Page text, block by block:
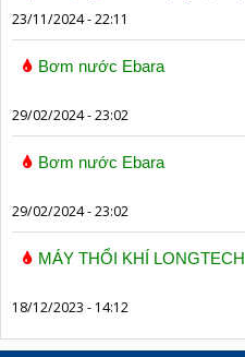
23/11/2024 - 22:11
Bơm nước Ebara
29/02/2024 - 23:02
Bơm nước Ebara
29/02/2024 - 23:02
MÁY THỔI KHÍ LONGTECH
18/12/2023 - 14:12